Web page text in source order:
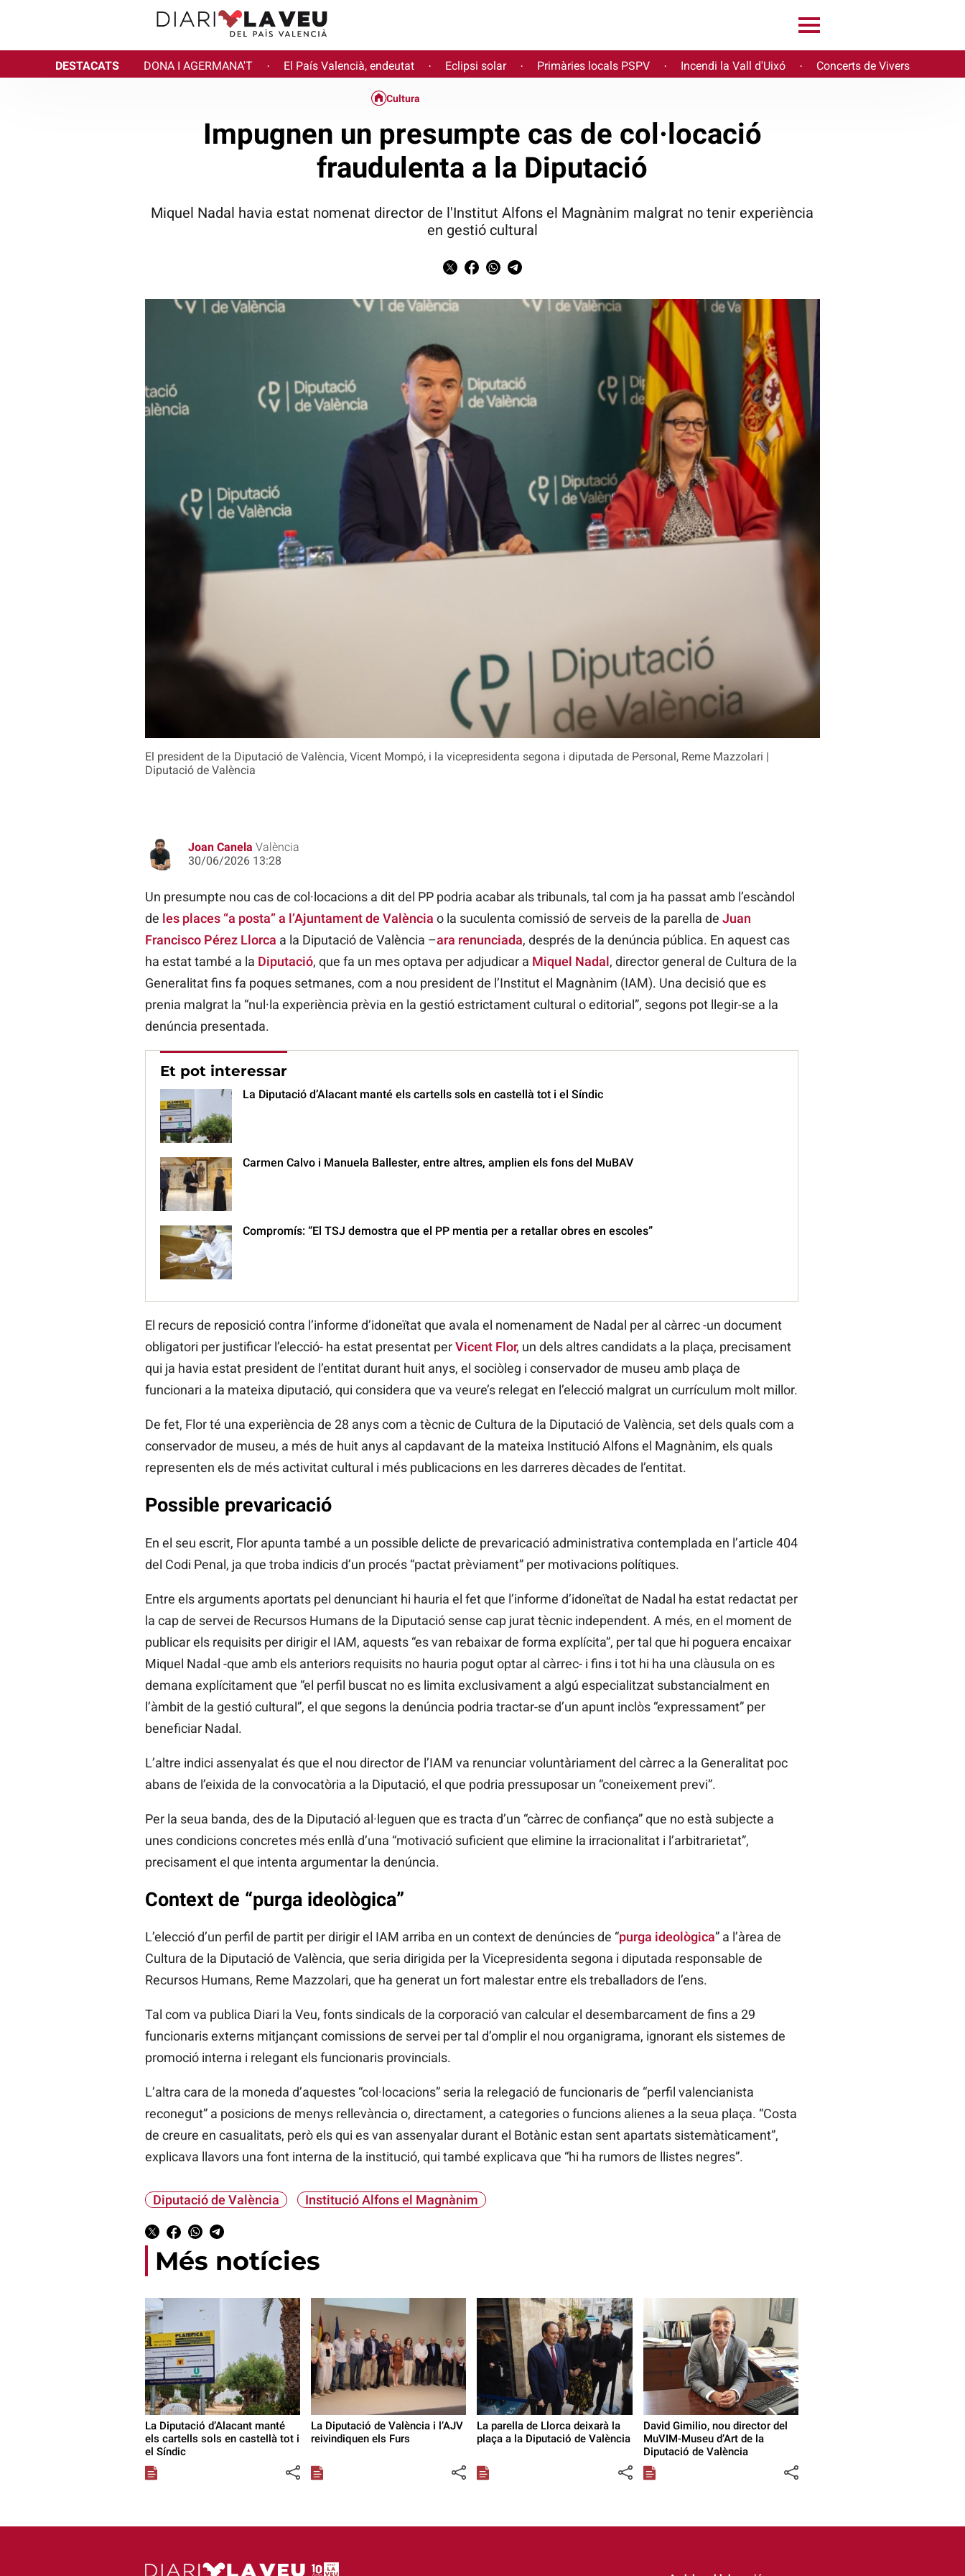
DESTACATS DONA I AGERMANA'T · El País Valencià, endeutat · Eclipsi solar · Primàries locals PSPV · Incendi la Vall d'Uixó · Concerts de Vivers
El president de la Diputació de València, Vicent Mompó, i la vicepresidenta segona i diputada de Personal, Reme Mazzolari |
Diputació de València
Cultura
Impugnen un presumpte cas de col·locació
fraudulenta a la Diputació
Miquel Nadal havia estat nomenat director de l'Institut Alfons el Magnànim malgrat no tenir experiència
en gestió cultural
Joan Canela València
30/06/2026 13:28
Un presumpte nou cas de col·locacions a dit del PP podria acabar als tribunals, tal com ja ha passat amb l’escàndol
de les places “a posta” a l’Ajuntament de València o la suculenta comissió de serveis de la parella de Juan
Francisco Pérez Llorca a la Diputació de València –ara renunciada, després de la denúncia pública. En aquest cas
ha estat també a la Diputació, que fa un mes optava per adjudicar a Miquel Nadal, director general de Cultura de la
Generalitat fins fa poques setmanes, com a nou president de l’Institut el Magnànim (IAM). Una decisió que es
prenia malgrat la “nul·la experiència prèvia en la gestió estrictament cultural o editorial”, segons pot llegir-se a la
denúncia presentada.
Et pot interessar
La Diputació d’Alacant manté els cartells sols en castellà tot i el Síndic
Carmen Calvo i Manuela Ballester, entre altres, amplien els fons del MuBAV
Compromís: “El TSJ demostra que el PP mentia per a retallar obres en escoles”
El recurs de reposició contra l’informe d’idoneïtat que avala el nomenament de Nadal per al càrrec -un document
obligatori per justificar l’elecció- ha estat presentat perVicent Flor, un dels altres candidats a la plaça, precisament
qui ja havia estat president de l’entitat durant huit anys, el sociòleg i conservador de museu amb plaça de
funcionari a la mateixa diputació, qui considera que va veure’s relegat en l’elecció malgrat un currículum molt millor.
De fet, Flor té una experiència de 28 anys com a tècnic de Cultura de la Diputació de València, set dels quals com a
conservador de museu, a més de huit anys al capdavant de la mateixa Institució Alfons el Magnànim, els quals
representen els de més activitat cultural i més publicacions en les darreres dècades de l’entitat.
Possible prevaricació
En el seu escrit, Flor apunta també a un possible delicte de prevaricació administrativa contemplada en l’article 404
del Codi Penal, ja que troba indicis d’un procés “pactat prèviament” per motivacions polítiques.
Entre els arguments aportats pel denunciant hi hauria el fet que l’informe d’idoneïtat de Nadal ha estat redactat per
la cap de servei de Recursos Humans de la Diputació sense cap jurat tècnic independent. A més, en el moment de
publicar els requisits per dirigir el IAM, aquests “es van rebaixar de forma explícita”, per tal que hi poguera encaixar
Miquel Nadal -que amb els anteriors requisits no hauria pogut optar al càrrec- i fins i tot hi ha una clàusula on es
demana explícitament que “el perfil buscat no es limita exclusivament a algú especialitzat substancialment en
l’àmbit de la gestió cultural”, el que segons la denúncia podria tractar-se d’un apunt inclòs “expressament” per
beneficiar Nadal.
L’altre indici assenyalat és que el nou director de l’IAM va renunciar voluntàriament del càrrec a la Generalitat poc
abans de l’eixida de la convocatòria a la Diputació, el que podria pressuposar un “coneixement previ”.
Per la seua banda, des de la Diputació al·leguen que es tracta d’un “càrrec de confiança” que no està subjecte a
unes condicions concretes més enllà d’una “motivació suficient que elimine la irracionalitat i l’arbitrarietat”,
precisament el que intenta argumentar la denúncia.
Context de “purga ideològica”
L’elecció d’un perfil de partit per dirigir el IAM arriba en un context de denúncies de “purga ideològica” a l’àrea de
Cultura de la Diputació de València, que seria dirigida per la Vicepresidenta segona i diputada responsable de
Recursos Humans, Reme Mazzolari, que ha generat un fort malestar entre els treballadors de l’ens.
Tal com va publica Diari la Veu, fonts sindicals de la corporació van calcular el desembarcament de fins a 29
funcionaris externs mitjançant comissions de servei per tal d’omplir el nou organigrama, ignorant els sistemes de
promoció interna i relegant els funcionaris provincials.
L’altra cara de la moneda d’aquestes “col·locacions” seria la relegació de funcionaris de “perfil valencianista
reconegut” a posicions de menys rellevància o, directament, a categories o funcions alienes a la seua plaça. “Costa
de creure en casualitats, però els qui es van assenyalar durant el Botànic estan sent apartats sistemàticament”,
explicava llavors una font interna de la institució, qui també explicava que “hi ha rumors de llistes negres”.
Diputació de València Institució Alfons el Magnànim
Més notícies
La Diputació d’Alacant manté
els cartells sols en castellà tot i
el Síndic
La Diputació de València i l’AJV
reivindiquen els Furs
La parella de Llorca deixarà la
plaça a la Diputació de València
David Gimilio, nou director del
MuVIM-Museu d’Art de la
Diputació de València